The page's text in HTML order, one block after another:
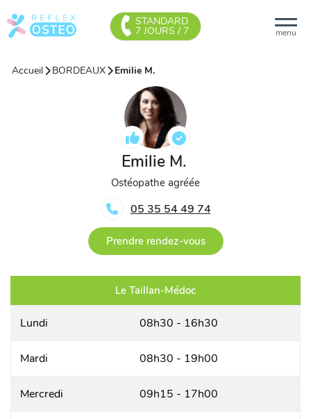
menu
STANDARD
7 JOURS / 7
Accueil BORDEAUX Emilie M.
Emilie M.
Ostéopathe agréée
05 35 54 49 74
Prendre rendez-vous
Le Taillan-Médoc
Lundi 08h30 - 16h30
Mardi 08h30 - 19h00
Mercredi 09h15 - 17h00